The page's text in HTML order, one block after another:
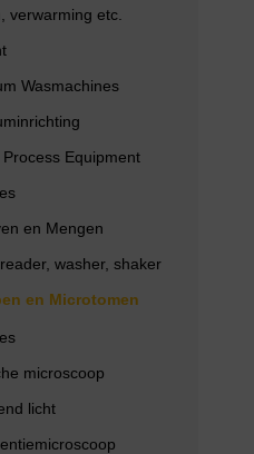
verwarming etc.
Wasmachines
Equipment
en Mengen
washer, shaker
en Microtomen
microscoop
licht